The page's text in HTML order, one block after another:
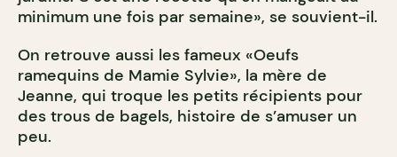
minimum une fois par semaine», se souvient-il.
On retrouve aussi les fameux «Oeufs
ramequins de Mamie Sylvie», la mère de
Jeanne, qui troque les petits récipients pour
des trous de bagels, histoire de s’amuser un
peu.